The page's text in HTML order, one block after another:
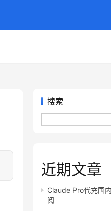
搜索
近期文章
Claude Pro代充国
阅